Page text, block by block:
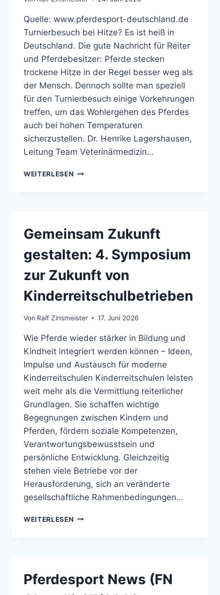
Quelle: www.pferdesport-deutschland.de
Turnierbesuch bei Hitze? Es ist heiß in
Deutschland. Die gute Nachricht für Reiter
und Pferdebesitzer: Pferde stecken
trockene Hitze in der Regel besser weg als
der Mensch. Dennoch sollte man speziell
für den Turnierbesuch einige Vorkehrungen
treffen, um das Wohlergehen des Pferdes
auch bei hohen Temperaturen
sicherzustellen. Dr. Henrike Lagershausen,
Leitung Team Veterinärmedizin…
WEITERLESEN TIPPS
Gemeinsam Zukunft
gestalten: 4. Symposium
zur Zukunft von
Kinderreitschulbetrieben
Von Ralf Zinsmeister 17. Juni 2026
Wie Pferde wieder stärker in Bildung und
Kindheit integriert werden können – Ideen,
Impulse und Austausch für moderne
Kinderreitschulen Kinderreitschulen leisten
weit mehr als die Vermittlung reiterlicher
Grundlagen. Sie schaffen wichtige
Begegnungen zwischen Kindern und
Pferden, fördern soziale Kompetenzen,
Verantwortungsbewusstsein und
persönliche Entwicklung. Gleichzeitig
stehen viele Betriebe vor der
Herausforderung, sich an veränderte
gesellschaftliche Rahmenbedingungen…
WEITERLESEN GEMEINSAM
ZUKUNFT
VON
Pferdesport News (FN